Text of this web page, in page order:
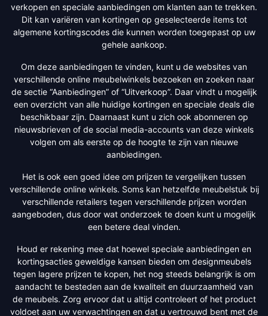
verkopen en speciale aanbiedingen om klanten aan te trekken.
Dit kan variëren van kortingen op geselecteerde items tot
algemene kortingscodes die kunnen worden toegepast op uw
gehele aankoop.
Om deze aanbiedingen te vinden, kunt u de websites van
verschillende online meubelwinkels bezoeken en zoeken naar
de sectie “Aanbiedingen” of “Uitverkoop”. Daar vindt u mogelijk
een overzicht van alle huidige kortingen en speciale deals die
beschikbaar zijn. Daarnaast kunt u zich ook abonneren op
nieuwsbrieven of de social media-accounts van deze winkels
volgen om als eerste op de hoogte te zijn van nieuwe
aanbiedingen.
Het is ook een goed idee om prijzen te vergelijken tussen
verschillende online winkels. Soms kan hetzelfde meubelstuk bij
verschillende retailers tegen verschillende prijzen worden
aangeboden, dus door wat onderzoek te doen kunt u mogelijk
een betere deal vinden.
Houd er rekening mee dat hoewel speciale aanbiedingen en
kortingsacties geweldige kansen bieden om designmeubels
tegen lagere prijzen te kopen, het nog steeds belangrijk is om
aandacht te besteden aan de kwaliteit en duurzaamheid van
de meubels. Zorg ervoor dat u altijd controleert of het product
voldoet aan uw verwachtingen en dat u vertrouwd bent met de